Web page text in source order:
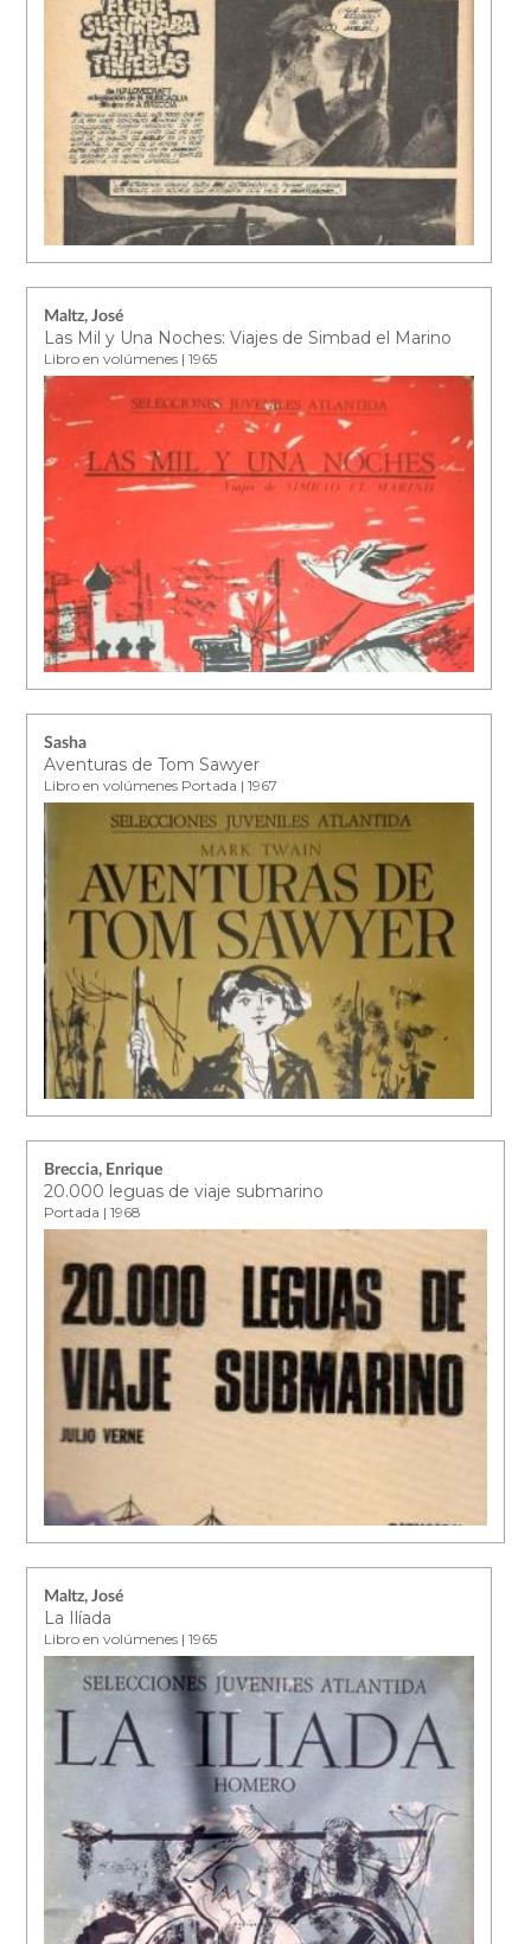
Maltz, José
Las Mil y Una Noches: Viajes de Simbad el Marino
Libro en volúmenes | 1965
Sasha
Aventuras de Tom Sawyer
Libro en volúmenes Portada | 1967
Breccia, Enrique
20.000 leguas de viaje submarino
Portada | 1968
Maltz, José
La Ilíada
Libro en volúmenes | 1965